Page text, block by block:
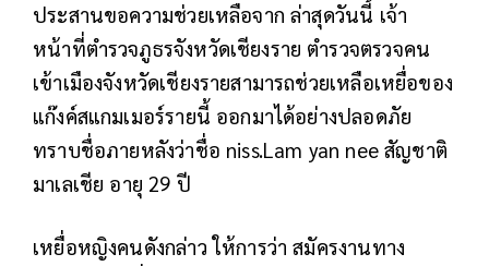
ประสานขอความช่วยเหลือจาก ล่าสุดวันนี้ เจ้า
หน้าที่ตำรวจภูธรจังหวัดเชียงราย ตำรวจตรวจคน
เข้าเมืองจังหวัดเชียงรายสามารถช่วยเหลือเหยื่อของ
แก๊งค์สแกมเมอร์รายนี้ ออกมาได้อย่างปลอดภัย
ทราบชื่อภายหลังว่าชื่อ niss.Lam yan nee สัญชาติ
มาเลเชีย อายุ 29 ปี
เหยื่อหญิงคนดังกล่าว ให้การว่า สมัครงานทาง